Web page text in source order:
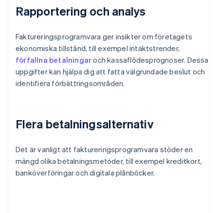
Rapportering och analys
Faktureringsprogramvara ger insikter om företagets
ekonomiska tillstånd, till exempel intäktstrender,
förfallna betalningaroch kassaflödesprognoser. Dessa
uppgifter kan hjälpa dig att fatta välgrundade beslut och
identifiera förbättringsområden.
Flera betalningsalternativ
Det är vanligt att faktureringsprogramvara stöder en
mängd olika betalningsmetoder, till exempel kreditkort,
banköverföringar och digitala plånböcker.